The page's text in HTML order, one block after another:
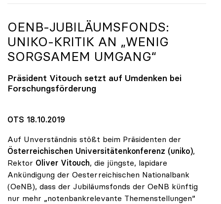
OENB-JUBILÄUMSFONDS:
UNIKO-KRITIK AN „WENIG
SORGSAMEM UMGANG“
Präsident Vitouch setzt auf Umdenken bei
Forschungsförderung
OTS 18.10.2019
Auf Unverständnis stößt beim Präsidenten der
Österreichischen Universitätenkonferenz (uniko),
Rektor Oliver Vitouch, die jüngste, lapidare
Ankündigung der Oesterreichischen Nationalbank
(OeNB), dass der Jubiläumsfonds der OeNB künftig
nur mehr „notenbankrelevante Themenstellungen“